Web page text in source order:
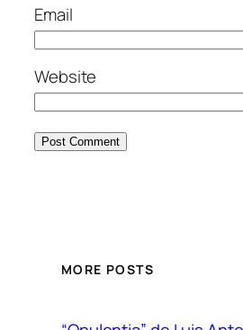
Email
Website
MORE POSTS